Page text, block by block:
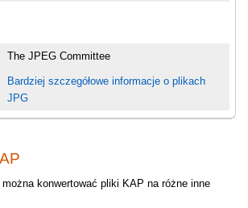
The JPEG Committee
Bardziej szczegółowe informacje o plikach
JPG
konwertować pliki KAP na różne inne